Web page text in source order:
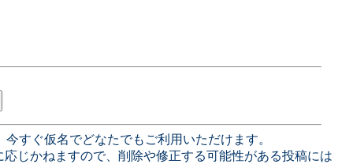
すぐ仮名でどなたでもご利用いただけます。
じかねますので、削除や修正する可能性がある投稿には